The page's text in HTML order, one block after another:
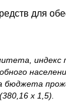
для
индекс
бюджета
(380,16 х 1,5).